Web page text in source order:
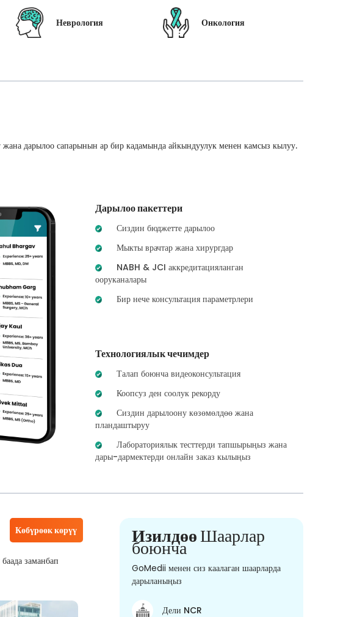
Неврология Онкология
дарылоо сапарынын ар бир кадамында айкындуулук менен камсыз кылуу.
Дарылоо пакеттери
Сиздин бюджетте дарылоо
Мыкты врачтар жана хирургдар
NABH & JCI аккредитацияланган
ооруканалары
Бир нече консультация параметрлери
Технологиялык чечимдер
Талап боюнча видеоконсультация
Коопсуз ден соолук рекорду
Сиздин дарылоону көзөмөлдөө жана
пландаштыруу
Лабораториялык тесттерди тапшырыңыз жана
дары-дармектерди онлайн заказ кылыңыз
Көбүрөөк көрүү
заманбап
ИзилдөөШаарлар
боюнча
GoMedii менен сиз каалаган шаарларда
дарыланыңыз
Дели NCR